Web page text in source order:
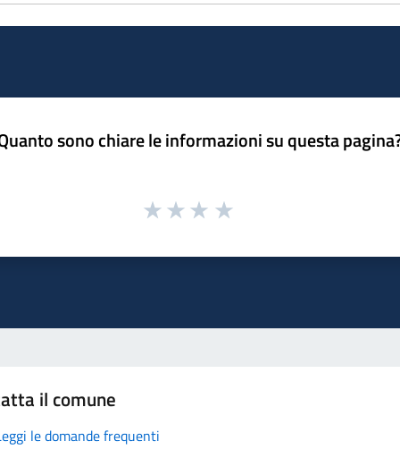
sono chiare le informazioni su questa
il comune
le domande frequenti